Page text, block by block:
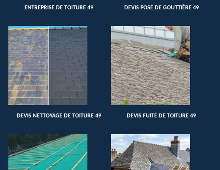
ENTREPRISE DE TOITURE 49 DEVIS POSE DE GOUTTIÈRE 49
DEVIS NETTOYAGE DE TOITURE 49 DEVIS FUITE DE TOITURE 49